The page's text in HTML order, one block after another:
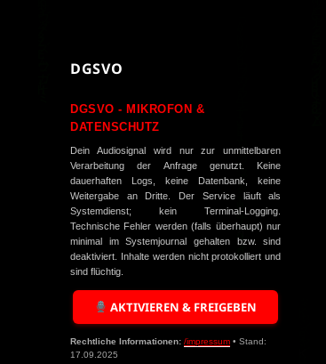
DGSVO
DGSVO - MIKROFON &
DATENSCHUTZ
Dein Audiosignal wird nur zur unmittelbaren
Verarbeitung der Anfrage genutzt. Keine
dauerhaften Logs, keine Datenbank, keine
Weitergabe an Dritte. Der Service läuft als
Systemdienst; kein Terminal-Logging.
Technische Fehler werden (falls überhaupt) nur
minimal im Systemjournal gehalten bzw. sind
deaktiviert. Inhalte werden nicht protokolliert und
sind flüchtig.
AKTIVIEREN & FREIGEBEN
Rechtliche Informationen: /impressum • Stand:
17.09.2025